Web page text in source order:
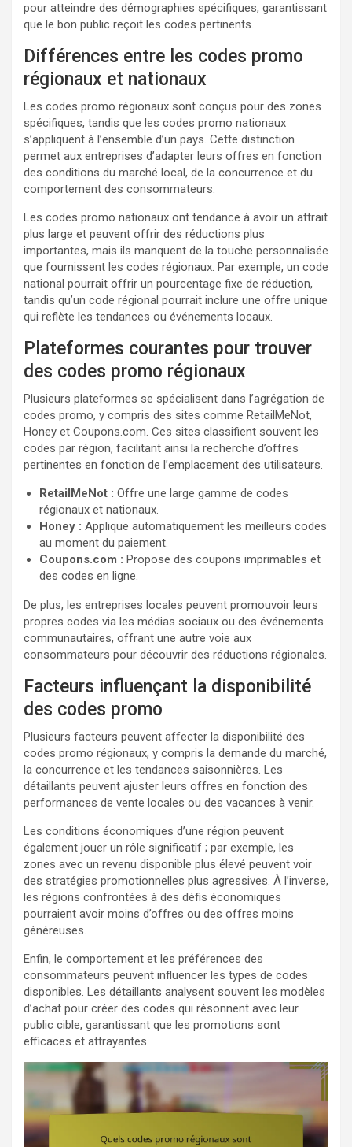
pour atteindre des démographies spécifiques, garantissant
que le bon public reçoit les codes pertinents.
Différences entre les codes promo
régionaux et nationaux
Les codes promo régionaux sont conçus pour des zones
spécifiques, tandis que les codes promo nationaux
s’appliquent à l’ensemble d’un pays. Cette distinction
permet aux entreprises d’adapter leurs offres en fonction
des conditions du marché local, de la concurrence et du
comportement des consommateurs.
Les codes promo nationaux ont tendance à avoir un attrait
plus large et peuvent offrir des réductions plus
importantes, mais ils manquent de la touche personnalisée
que fournissent les codes régionaux. Par exemple, un code
national pourrait offrir un pourcentage fixe de réduction,
tandis qu’un code régional pourrait inclure une offre unique
qui reflète les tendances ou événements locaux.
Plateformes courantes pour trouver
des codes promo régionaux
Plusieurs plateformes se spécialisent dans l’agrégation de
codes promo, y compris des sites comme RetailMeNot,
Honey et Coupons.com. Ces sites classifient souvent les
codes par région, facilitant ainsi la recherche d’offres
pertinentes en fonction de l’emplacement des utilisateurs.
RetailMeNot : Offre une large gamme de codes
régionaux et nationaux.
Honey : Applique automatiquement les meilleurs codes
au moment du paiement.
Coupons.com : Propose des coupons imprimables et
des codes en ligne.
De plus, les entreprises locales peuvent promouvoir leurs
propres codes via les médias sociaux ou des événements
communautaires, offrant une autre voie aux
consommateurs pour découvrir des réductions régionales.
Facteurs influençant la disponibilité
des codes promo
Plusieurs facteurs peuvent affecter la disponibilité des
codes promo régionaux, y compris la demande du marché,
la concurrence et les tendances saisonnières. Les
détaillants peuvent ajuster leurs offres en fonction des
performances de vente locales ou des vacances à venir.
Les conditions économiques d’une région peuvent
également jouer un rôle significatif ; par exemple, les
zones avec un revenu disponible plus élevé peuvent voir
des stratégies promotionnelles plus agressives. À l’inverse,
les régions confrontées à des défis économiques
pourraient avoir moins d’offres ou des offres moins
généreuses.
Enfin, le comportement et les préférences des
consommateurs peuvent influencer les types de codes
disponibles. Les détaillants analysent souvent les modèles
d’achat pour créer des codes qui résonnent avec leur
public cible, garantissant que les promotions sont
efficaces et attrayantes.